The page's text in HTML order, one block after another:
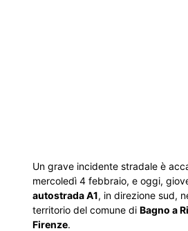
Un grave incidente stradale è
mercoledì 4 febbraio, e oggi,
autostrada A1, in direzione sud,
territorio del comune di Bagno a
Firenze.